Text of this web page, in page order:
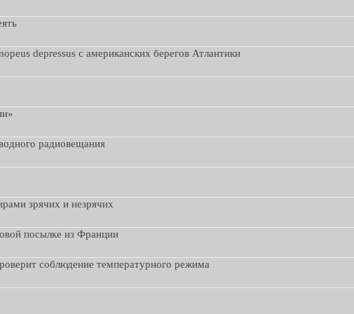
depressus с американских берегов Атлантики
радиовещания
зрячих и незрячих
посылке из Франции
соблюдение температурного режима